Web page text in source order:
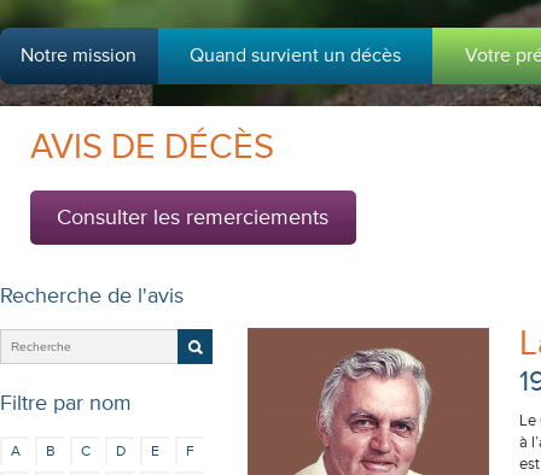
Notre mission Quand survient un décès Votre
AVIS DE DÉCÈS
Consulter les remerciements
Recherche de l'avis
Filtre par nom
A B C D E
F
Le
à